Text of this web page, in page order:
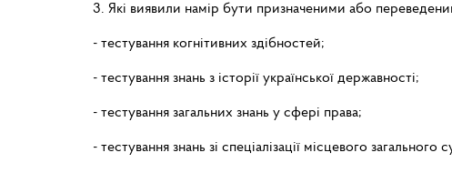
3. Які виявили намір бути призначеними або
- тестування когнітивних здібностей;
- тестування знань з історії української державності;
- тестування загальних знань у сфері права;
- тестування знань зі спеціалізації місцевого загального